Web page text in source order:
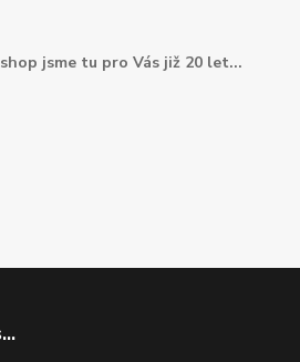
jsme tu pro Vás již 20 let...